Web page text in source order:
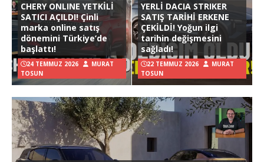
CHERY ONLINE YETKİLİ
SATICI AÇILDI! Çinli
marka online satış
dönemini Türkiye’de
başlattı!
24 TEMMUZ 2026
MURAT
TOSUN
YERLİ DACIA STRIKER
SATIŞ TARİHİ ERKENE
ÇEKİLDİ! Yoğun ilgi
tarihin değişmesini
sağladı!
22 TEMMUZ 2026
MURAT
TOSUN